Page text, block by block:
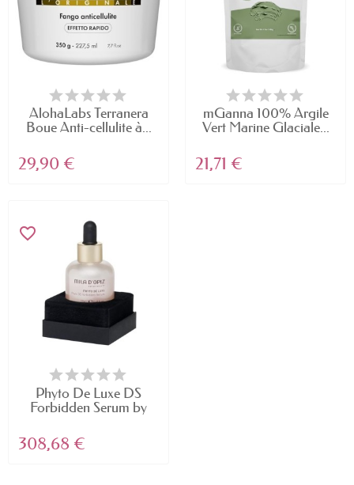
AlohaLabs Terranera
Boue Anti-cellulite à...
29,90 €
mGanna 100% Argile
Vert Marine Glaciale...
21,71 €
favorite_border
Phyto De Luxe DS
Forbidden Serum by
308,68 €